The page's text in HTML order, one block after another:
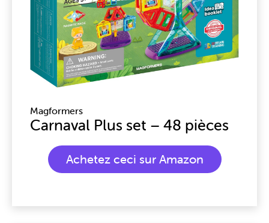
Magformers
Carnaval Plus set – 48 pièces
Achetez ceci sur Amazon